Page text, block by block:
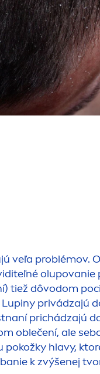
veľa problémov.
olupovanie
tiež dôvodom
privádzajú
prichádzajú
oblečení, ale
hlavy,
k zvýšenej